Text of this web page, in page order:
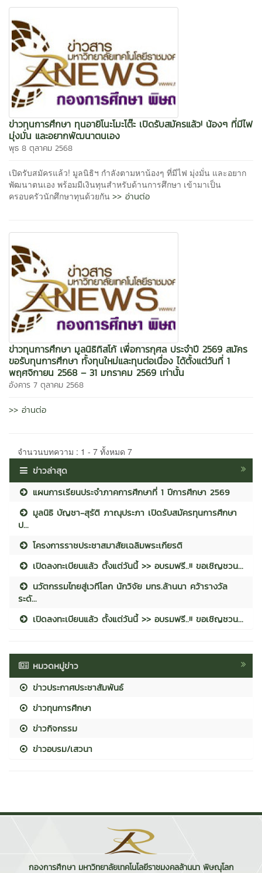
ข่าวทุนการศึกษา ทุนอายิโนะโมะโต๊ะ เปิดรับสมัครแล้ว! น้องๆ ที่มีไฟ
มุ่งมั่น และอยากพัฒนาตนเอง
พุธ 8 ตุลาคม 2568
เปิดรับสมัครแล้ว! มูลนิธิฯ กำลังตามหาน้องๆ ที่มีไฟ มุ่งมั่น และอยาก
พัฒนาตนเอง พร้อมมีเงินทุนสำหรับด้านการศึกษา เข้ามาเป็น
ครอบครัวนักศึกษาทุนด้วยกัน >> อ่านต่อ
ข่าวทุนการศึกษา มูลนิธิทิสโก้ เพื่อการกุศล ประจำปี 2569 สมัคร
ขอรับทุนการศึกษา ทั้งทุนใหม่และทุนต่อเนื่อง ได้ตั้งแต่วันที่ 1
พฤศจิกายน 2568 – 31 มกราคม 2569 เท่านั้น
อังคาร 7 ตุลาคม 2568
>> อ่านต่อ
จำนวนบทความ : 1 - 7 ทั้งหมด 7
ข่าวล่าสุด
แผนการเรียนประจำภาคการศึกษาที่ 1 ปีการศึกษา 2569
มูลนิธิ บัญชา-สุรัติ ภาณุประภา เปิดรับสมัครทุนการศึกษา
ป...
โครงการราชประชาสมาสัยเฉลิมพระเกียรติ
เปิดลงทะเบียนแล้ว ตั้งแต่วันนี้ >> อบรมฟรี..!! ขอเชิญชวน...
นวัตกรรมไทยสู่เวทีโลก นักวิจัย มทร.ล้านนา คว้ารางวัล
ระดั...
เปิดลงทะเบียนแล้ว ตั้งแต่วันนี้ >> อบรมฟรี..!! ขอเชิญชวน...
หมวดหมู่ข่าว
ข่าวประกาศประชาสัมพันธ์
ข่าวทุนการศึกษา
ข่าวกิจกรรม
ข่าวอบรม/เสวนา
กองการศึกษา มหาวิทยาลัยเทคโนโลยีราชมงคลล้านนา พิษณุโลก